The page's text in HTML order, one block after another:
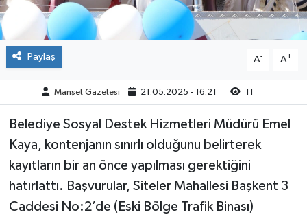
Paylaş A- A+
Manşet Gazetesi 21.05.2025 - 16:21 11
Belediye Sosyal Destek Hizmetleri Müdürü Emel
Kaya, kontenjanın sınırlı olduğunu belirterek
kayıtların bir an önce yapılması gerektiğini
hatırlattı. Başvurular, Siteler Mahallesi Başkent 3
Caddesi No:2’de (Eski Bölge Trafik Binası)